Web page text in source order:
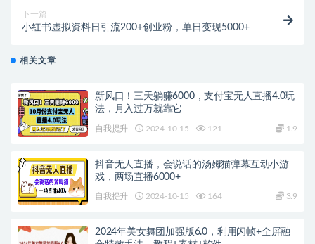
下一篇
小红书虚拟资料日引流200+创业粉，单日变现5000+
相关文章
新风口！三天躺赚6000，支付宝无人直播4.0玩
法，月入过万就靠它
自我提升 2024-10-15 121 1.9
抖音无人直播，会说话的汤姆猫弹幕互动小游
戏，两场直播6000+
自我提升 2024-10-15 164 3.9
2024年美女舞团加强版6.0，利用闪帧+全屏融